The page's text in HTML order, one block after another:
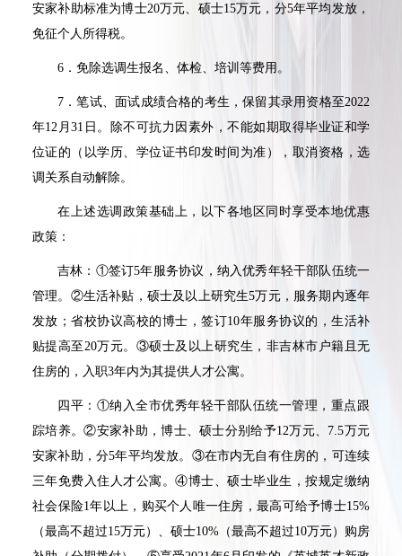
安家补助标准为博士20万元、硕士15万元，分5年平均发放，
免征个人所得税。
6 ．免除选调生报名、体检、培训等费用。
7 ．笔试、面试成绩合格的考生，保留其录用资格至2022
年12 月31 日。除不可抗力因素外，不能如期取得毕业证和学
位证的（以学历、学位证书印发时间为准），取消资格，选
调关系自动解除。
在上述选调政策基础上，以下各地区同时享受本地优惠
政策：
吉林：①签订5年服务协议，纳入优秀年轻干部队伍统一
管理。②生活补贴，硕士及以上研究生5万元，服务期内逐年
发放；省校协议高校的博士，签订10年服务协议的，生活补
贴提高至 20万元。③硕士及以上研究生，非吉林市户籍且无
住房的，入职3年内为其提供人才公寓。
四平：①纳入全市优秀年轻干部队伍统一管理，重点跟
踪培养。②安家补助，博士、硕士分别给予12万元、 7.5万元
安家补助，分5年平均发放。③在市内无自有住房的，可连续
三年免费入住人才公寓。④博士、硕士毕业生，按规定缴纳
社会保险1年以上，购买个人唯一住房，最高可给予博士15%
（最高不超过15万元）、硕士10% （最高不超过10万元）购房